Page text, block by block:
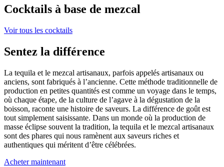
Cocktails à base de mezcal
Voir tous les cocktails
Sentez la différence
La tequila et le mezcal artisanaux, parfois appelés artisanaux ou
anciens, sont fabriqués à l’ancienne. Cette méthode traditionnelle de
production en petites quantités est comme un voyage dans le temps,
où chaque étape, de la culture de l’agave à la dégustation de la
boisson, raconte une histoire de saveurs. La différence de goût est
tout simplement saisissante. Dans un monde où la production de
masse éclipse souvent la tradition, la tequila et le mezcal artisanaux
sont des phares qui nous ramènent aux saveurs riches et
authentiques qui méritent d’être célébrées.
Acheter maintenant